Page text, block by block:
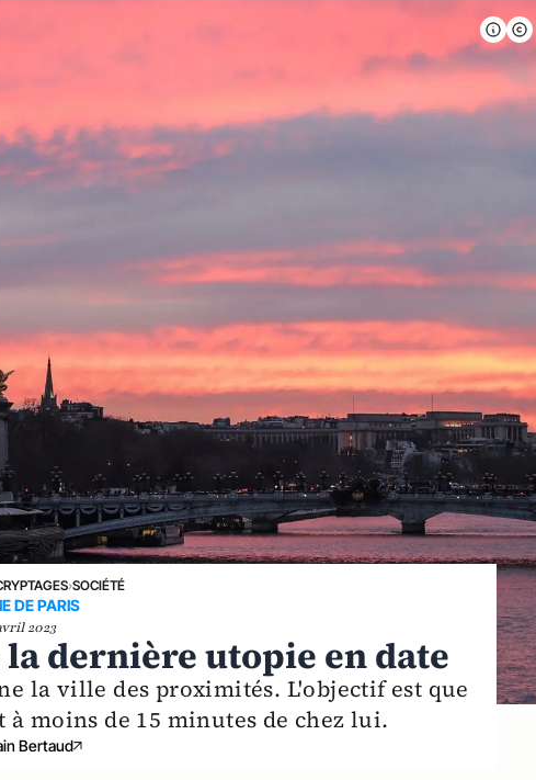
›SOCIÉTÉ
DE PARIS
2023
dernière utopie en date
la ville des proximités. L'objectif est que
moins de 15 minutes de chez lui.
Bertaud